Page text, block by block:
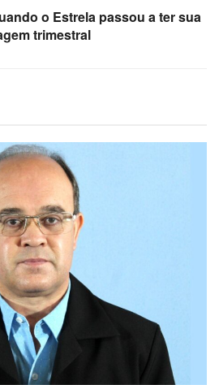
o Estrela passou a ter sua
trimestral